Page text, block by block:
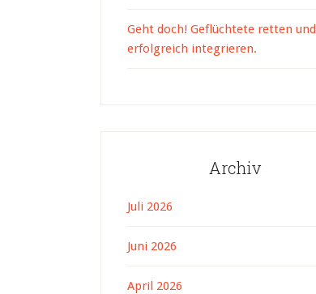
Geht doch! Geflüchtete retten und
erfolgreich integrieren.
Archiv
Juli 2026
Juni 2026
April 2026